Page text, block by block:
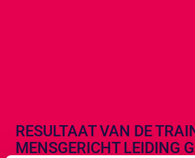
RESULTAAT VAN DE
MENSGERICHT LEIDING